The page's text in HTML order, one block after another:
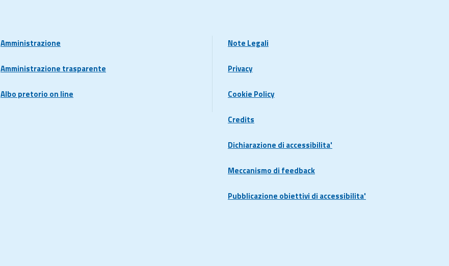
Amministrazione
Amministrazione trasparente
Albo pretorio on line
Note Legali
Privacy
Cookie Policy
Credits
Dichiarazione di accessibilita'
Meccanismo di feedback
Pubblicazione obiettivi di accessibilita'